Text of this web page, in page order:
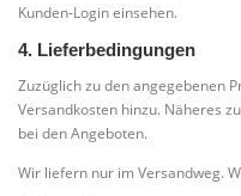
Kunden-Login einsehen.
4. Lieferbedingungen
Zuzüglich zu den angegebenen
Versandkosten hinzu. Näheres
bei den Angeboten.
Wir liefern nur im Versandweg.